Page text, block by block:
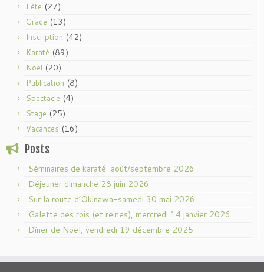
Fête (27)
Grade (13)
Inscription (42)
Karaté (89)
Noel (20)
Publication (8)
Spectacle (4)
Stage (25)
Vacances (16)
Posts
Séminaires de karaté-août/septembre 2026
Déjeuner dimanche 28 juin 2026
Sur la route d’Okinawa-samedi 30 mai 2026
Galette des rois (et reines), mercredi 14 janvier 2026
Dîner de Noël, vendredi 19 décembre 2025